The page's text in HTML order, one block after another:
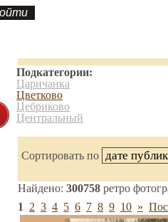
Подкатегории:
Царичанка
Цветково
Цебриково
Центральный
Сортировать по
Найдено: 300758 ретро
1
2 3 4 5 6 7 8 9 10 »